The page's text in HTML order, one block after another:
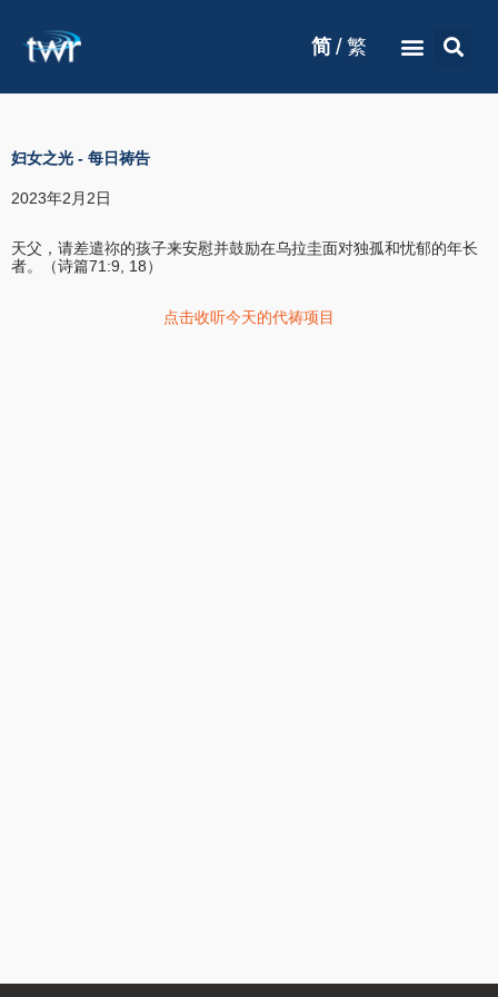
简 / 繁
妇女之光 - 每日祷告
2023年2月2日
天父，请差遣祢的孩子来安慰并鼓励在乌拉圭面对独孤和忧郁的年长
者。（诗篇71:9, 18）
点击收听今天的代祷项目